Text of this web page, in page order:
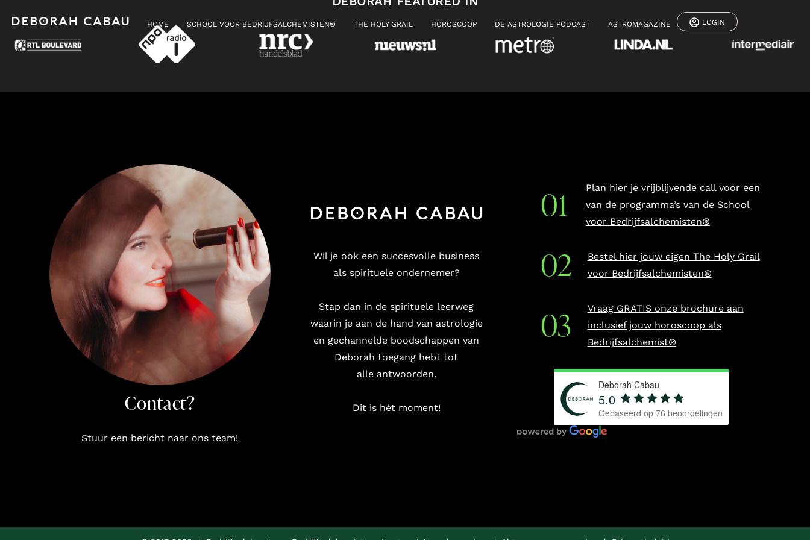
HOME SCHOOL VOOR BEDRIJFSALCHEMISTEN® THE HOLY GRAIL HOROSCOOP DE ASTROLOGIE PODCAST ASTROMAGAZINE LOGIN
Contact?
Stuur een bericht naar ons team!
Wil je ook een succesvolle business
als spirituele ondernemer?
Stap dan in de spirituele leerweg
waarin je aan de hand van astrologie
en gechannelde boodschappen van
Deborah toegang hebt tot
alle antwoorden.
Dit is hét moment!
Plan hier je vrijblijvende call voor een
van de programma’s van de School
voor Bedrijfsalchemisten®
Bestel hier jouw eigen The Holy Grail
voor Bedrijfsalchemisten®
Vraag GRATIS onze brochure aan
inclusief jouw horoscoop als
Bedrijfsalchemist®
Deborah Cabau
5.0
Gebaseerd op76 beoordelingen